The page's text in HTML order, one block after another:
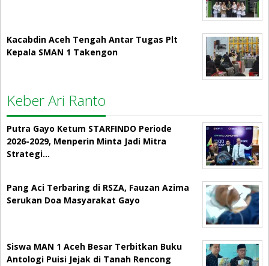
Kacabdin Aceh Tengah Antar Tugas Plt
Kepala SMAN 1 Takengon
Keber Ari Ranto
Putra Gayo Ketum STARFINDO Periode
2026-2029, Menperin Minta Jadi Mitra
Strategi…
Pang Aci Terbaring di RSZA, Fauzan Azima
Serukan Doa Masyarakat Gayo
Siswa MAN 1 Aceh Besar Terbitkan Buku
Antologi Puisi Jejak di Tanah Rencong